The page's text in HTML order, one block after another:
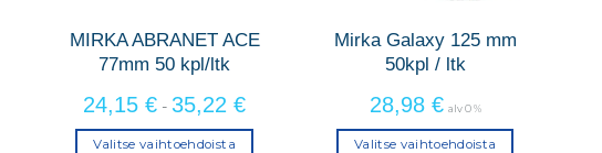
MIRKA ABRANET ACE
77mm 50 kpl/ltk
24,15€ - 35,22€
Valitse vaihtoehdoista
Mirka Galaxy 125 mm
50kpl / ltk
28,98 € alv 0 %
Valitse vaihtoehdoista